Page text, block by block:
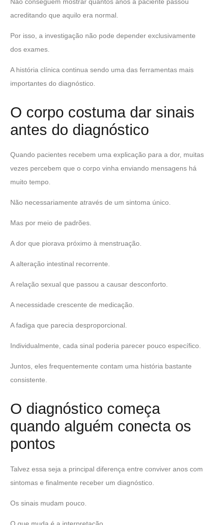
acreditando que aquilo era normal.
Por isso, a investigação não pode depender exclusivamente
dos exames.
A história clínica continua sendo uma das ferramentas mais
importantes do diagnóstico.
O corpo costuma dar sinais
antes do diagnóstico
Quando pacientes recebem uma explicação para a dor, muitas
vezes percebem que o corpo vinha enviando mensagens há
muito tempo.
Não necessariamente através de um sintoma único.
Mas por meio de padrões.
A dor que piorava próximo à menstruação.
A alteração intestinal recorrente.
A relação sexual que passou a causar desconforto.
A necessidade crescente de medicação.
A fadiga que parecia desproporcional.
Individualmente, cada sinal poderia parecer pouco específico.
Juntos, eles frequentemente contam uma história bastante
consistente.
O diagnóstico começa
quando alguém conecta os
pontos
Talvez essa seja a principal diferença entre conviver anos com
sintomas e finalmente receber um diagnóstico.
Os sinais mudam pouco.